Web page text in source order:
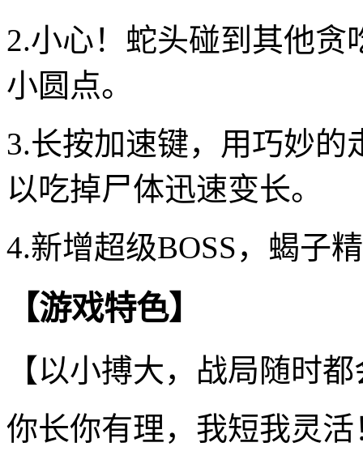
2.小心！蛇头碰到其他
小圆点。
3.长按加速键，用巧妙
以吃掉尸体迅速变长。
4.新增超级BOSS，蝎子
【游戏特色】
【以小搏大，战局随时
你长你有理，我短我灵